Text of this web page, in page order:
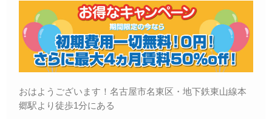
おはようございます！名古屋市名東区・地下鉄東山線本
郷駅より徒歩1分にある